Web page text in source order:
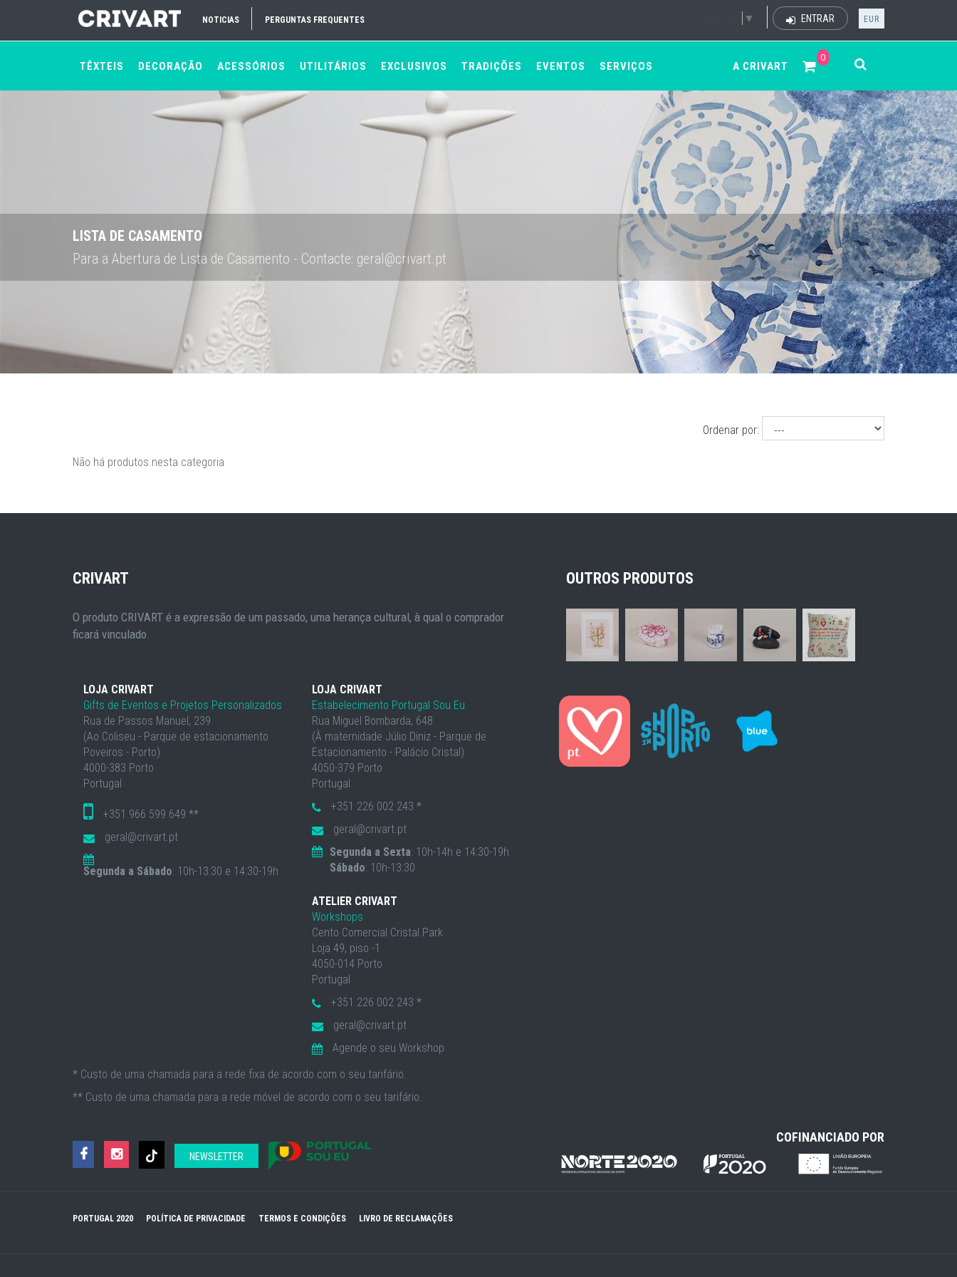
NOTICIAS PERGUNTAS FREQUENTES ▼ ENTRAR EUR
TÊXTEIS DECORAÇÃO ACESSÓRIOS UTILITÁRIOS EXCLUSIVOS TRADIÇÕES EVENTOS SERVIÇOS
0
A CRIVART
LISTA DE CASAMENTO
Para a Abertura de Lista de Casamento - Contacte: geral@crivart.pt
Ordenar por:
Não há produtos nesta categoria
CRIVART
O produto CRIVART é a expressão de um passado, uma herança cultural, à qual o comprador
ficará vinculado.
LOJA CRIVART
Gifts de Eventos e Projetos Personalizados
Rua de Passos Manuel, 239
(Ao Coliseu - Parque de estacionamento
Poveiros - Porto)
4000-383 Porto
Portugal
+351 966 599 649 **
geral@crivart.pt
Segunda a Sábado: 10h-13:30 e 14:30-19h
LOJA CRIVART
Estabelecimento Portugal Sou Eu
Rua Miguel Bombarda, 648
(À maternidade Júlio Diniz - Parque de
Estacionamento - Palácio Cristal)
4050-379 Porto
Portugal
+351 226 002 243 *
geral@crivart.pt
Segunda a Sexta: 10h-14h e 14:30-19h
Sábado: 10h-13:30
ATELIER CRIVART
Workshops
Cento Comercial Cristal Park
Loja 49, piso -1
4050-014 Porto
Portugal
+351 226 002 243 *
geral@crivart.pt
Agende o seu Workshop
OUTROS PRODUTOS
* Custo de uma chamada para a rede fixa de acordo com o seu tarifário.
** Custo de uma chamada para a rede móvel de acordo com o seu tarifário.
NEWSLETTER
COFINANCIADO POR
PORTUGAL 2020 POLÍTICA DE PRIVACIDADE TERMOS E CONDIÇÕES LIVRO DE RECLAMAÇÕES